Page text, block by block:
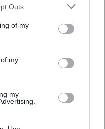
one or more Google
You may click to
its third-party tags to
in below Google
Outs
of my
my
my
így a rajongók egy
a végleges
kaptunk, a fejlesztők
a korai hozzáférés
jelenleg nincs kitűzött
a visszajelzések
a szakma pedig az